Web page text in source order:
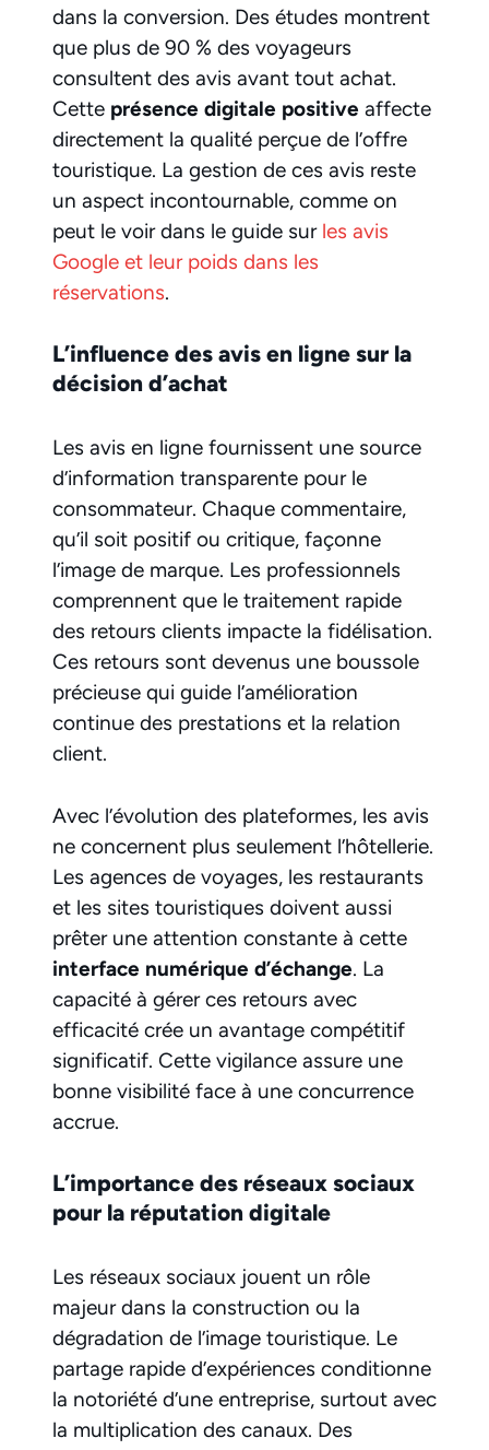
dans la conversion. Des études montrent
que plus de 90 % des voyageurs
consultent des avis avant tout achat.
Cette présence digitale positive affecte
directement la qualité perçue de l’offre
touristique. La gestion de ces avis reste
un aspect incontournable, comme on
peut le voir dans le guide sur les avis
Google et leur poids dans les
réservations.
L’influence des avis en ligne sur la
décision d’achat
Les avis en ligne fournissent une source
d’information transparente pour le
consommateur. Chaque commentaire,
qu’il soit positif ou critique, façonne
l’image de marque. Les professionnels
comprennent que le traitement rapide
des retours clients impacte la fidélisation.
Ces retours sont devenus une boussole
précieuse qui guide l’amélioration
continue des prestations et la relation
client.
Avec l’évolution des plateformes, les avis
ne concernent plus seulement l’hôtellerie.
Les agences de voyages, les restaurants
et les sites touristiques doivent aussi
prêter une attention constante à cette
interface numérique d’échange. La
capacité à gérer ces retours avec
efficacité crée un avantage compétitif
significatif. Cette vigilance assure une
bonne visibilité face à une concurrence
accrue.
L’importance des réseaux sociaux
pour la réputation digitale
Les réseaux sociaux jouent un rôle
majeur dans la construction ou la
dégradation de l’image touristique. Le
partage rapide d’expériences conditionne
la notoriété d’une entreprise, surtout avec
la multiplication des canaux. Des